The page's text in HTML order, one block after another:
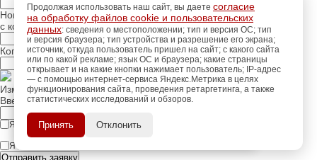
Продолжая использовать наш сайт, вы даете согласие
на обработку файлов cookie и пользовательских
данных: сведения о местоположении; тип и версия ОС; тип
и версия браузера; тип устройства и разрешение его экрана;
источник, откуда пользователь пришел на сайт; с какого сайта
или по какой рекламе; язык ОС и браузера; какие страницы
открывает и на какие кнопки нажимает пользователь; IP-адрес
— с помощью интернет-сервиса Яндекс.Метрика в целях
функционирования сайта, проведения ретаргетинга, а также
статистических исследований и обзоров.
Принять Отклонить
Номер телефона:
с кодом города
Когда позвонить?
Изменить число
Введите текст с картинки:
Я принимаю условия политики конфиденциальности
Я даю согласие на
Отправить заявку
Пройдитерегистрацию для
использования
дополнительных возможностей